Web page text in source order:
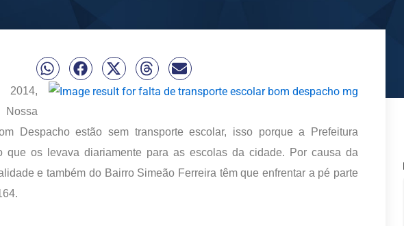
Despacho estão sem transporte escolar, isso porque a Prefeitura
que os levava diariamente para as escolas da cidade. Por causa da
e também do Bairro Simeão Ferreira têm que enfrentar a pé parte